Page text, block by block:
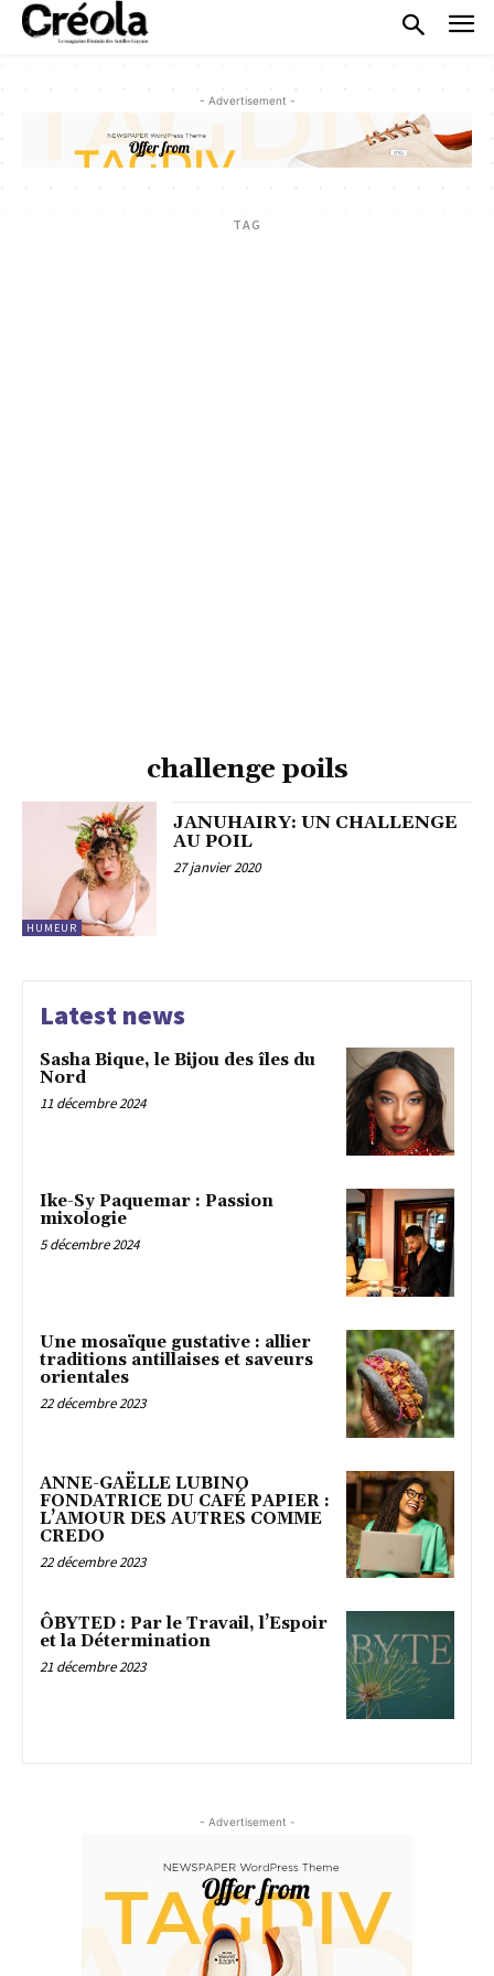
- Advertisement -
TAG
challenge poils
HUMEUR
JANUHAIRY: UN CHALLENGE
AU POIL
27 janvier 2020
Latest news
Sasha Bique, le Bijou des îles du
Nord
11 décembre 2024
Ike-Sy Paquemar : Passion
mixologie
5 décembre 2024
Une mosaïque gustative : allier
traditions antillaises et saveurs
orientales
22 décembre 2023
ANNE-GAËLLE LUBINO
FONDATRICE DU CAFÉ PAPIER :
L’AMOUR DES AUTRES COMME
CREDO
22 décembre 2023
ÔBYTED : Par le Travail, l’Espoir
et la Détermination
21 décembre 2023
- Advertisement -